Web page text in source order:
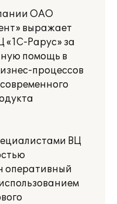
ОАО
выражает
«1С-Рарус» за
помощь в
процессов
ВЦ
оперативный